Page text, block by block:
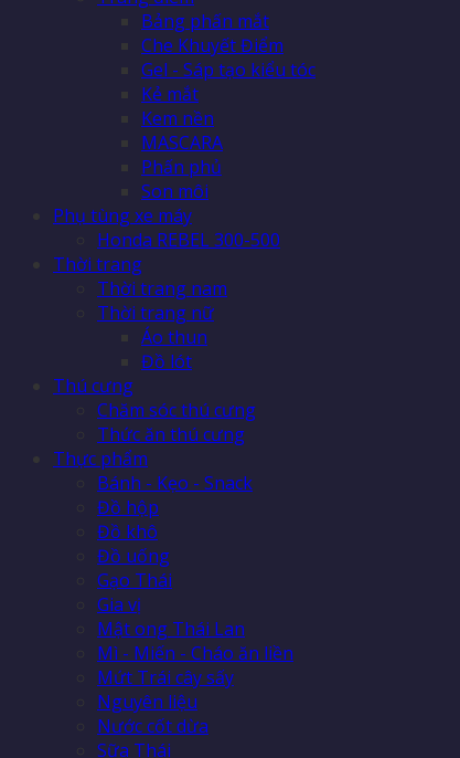
Bảng phấn mắt
Che Khuyết Điểm
Gel - Sáp tạo kiểu tóc
Kẻ mắt
Kem nền
MASCARA
Phấn phủ
Son môi
Phụ tùng xe máy
Honda REBEL 300-500
Thời trang
Thời trang nam
Thời trang nữ
Áo thun
Đồ lót
Thú cưng
Chăm sóc thú cưng
Thức ăn thú cưng
Thực phẩm
Bánh - Kẹo - Snack
Đồ hộp
Đồ khô
Đồ uống
Gạo Thái
Gia vị
Mật ong Thái Lan
Mì - Miến - Cháo ăn liền
Mứt Trái cây sấy
Nguyên liệu
Nước cốt dừa
Sữa Thái